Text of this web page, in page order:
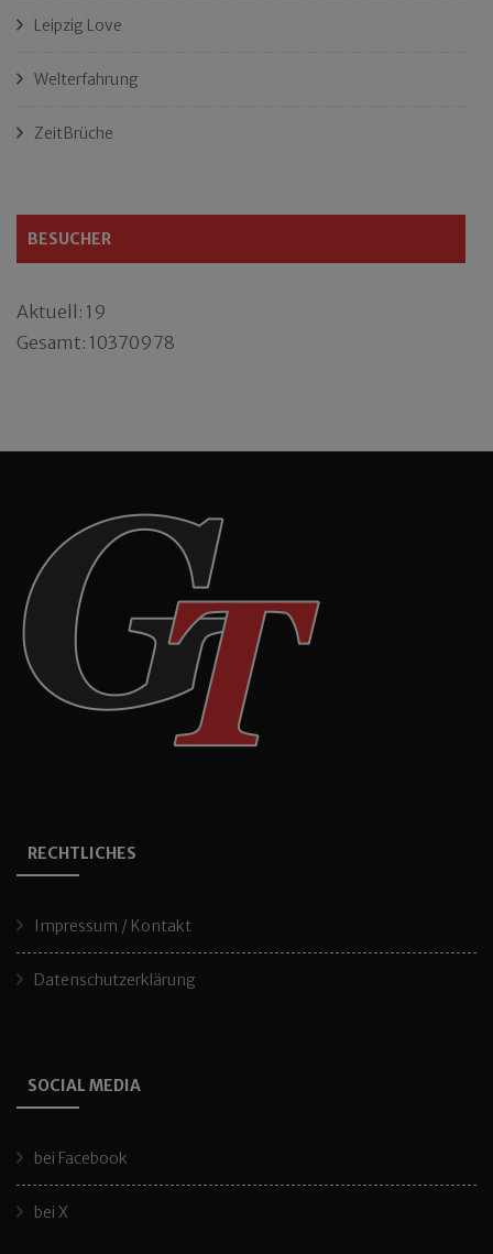
Leipzig Love
Welterfahrung
ZeitBrüche
BESUCHER
Aktuell: 19
Gesamt: 10370978
RECHTLICHES
Impressum / Kontakt
Datenschutzerklärung
SOCIAL MEDIA
bei Facebook
bei X